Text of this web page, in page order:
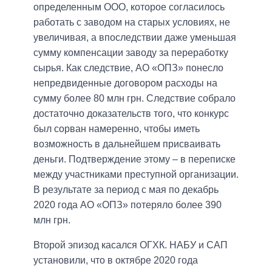
определенным ООО, которое согласилось
работать с заводом на старых условиях, не
увеличивая, а впоследствии даже уменьшая
сумму компенсации заводу за переработку
сырья. Как следствие, АО «ОПЗ» понесло
непредвиденные договором расходы на
сумму более 80 млн грн. Следствие собрало
достаточно доказательств того, что конкурс
был сорван намеренно, чтобы иметь
возможность в дальнейшем присваивать
деньги. Подтверждение этому – в переписке
между участниками преступной организации.
В результате за период с мая по декабрь
2020 года АО «ОПЗ» потеряло более 390
млн грн.
Второй эпизод касался ОГХК. НАБУ и САП
установили, что в октябре 2020 года